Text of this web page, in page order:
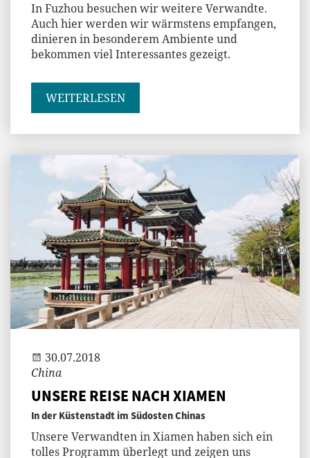
In Fuzhou besuchen wir weitere Verwandte.
Auch hier werden wir wärmstens empfangen,
dinieren in besonderem Ambiente und
bekommen viel Interessantes gezeigt.
WEITERLESEN
Andi
30.07.2018
China
UNSERE REISE NACH XIAMEN
In der Küstenstadt im Südosten Chinas
Unsere Verwandten in Xiamen haben sich ein
tolles Programm überlegt und zeigen uns